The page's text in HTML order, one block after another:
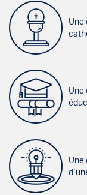
Une
Une